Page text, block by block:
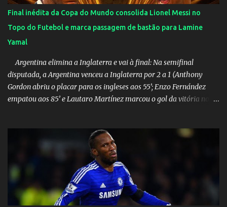
Final inédita da Copa do Mundo consolida Lionel Messi no
Topo do Futebol e marca passagem de bastão para Lamine
Yamal
Argentina elimina a Inglaterra e vai à final: Na semifinal
disputada, a Argentina venceu a Inglaterra por 2 a 1 (Anthony
Gordon abriu o placar para os ingleses aos 55’; Enzo Fernández
empatou aos 85’ e Lautaro Martínez marcou o gol da vitória nos
Inglaterra durante o jogo.